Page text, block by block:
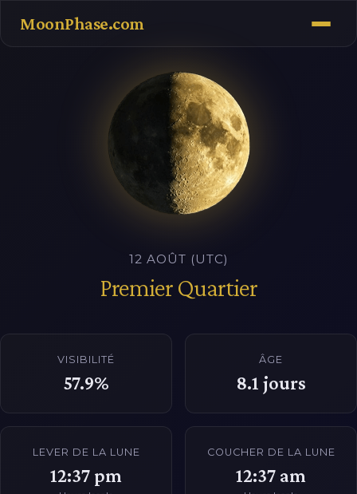
MoonPhase.com
12 AOÛT (UTC)
Premier Quartier
VISIBILITÉ
57.9%
ÂGE
8.1 jours
LEVER DE LA LUNE
12:37 pm
COUCHER DE LA LUNE
12:37 am